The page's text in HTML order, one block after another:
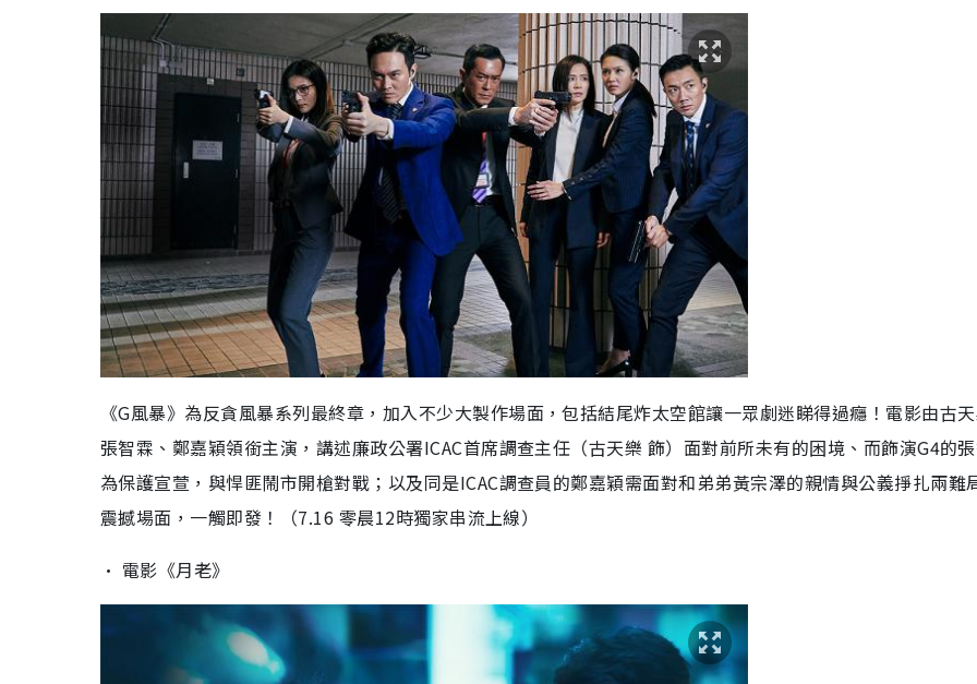
《G風暴》為反貪風暴系列最終章，加入不少大製作場面，包括結尾炸太空館讓一眾劇迷睇得過癮！電影由古
張智霖、鄭嘉穎領銜主演，講述廉政公署ICAC首席調查主任（古天樂 飾）面對前所未有的困境、而飾演G4的
為保護宣萱，與悍匪鬧市開槍對戰；以及同是ICAC調查員的鄭嘉穎需面對和弟弟黃宗澤的親情與公義掙扎兩難
震撼場面，一觸即發！（7.16 零晨12時獨家串流上線）
• 電影《月老》